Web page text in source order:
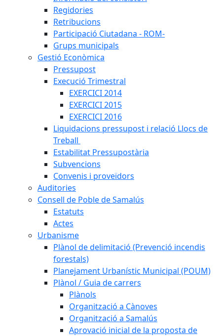
Regidories
Retribucions
Participació Ciutadana - ROM-
Grups municipals
Gestió Econòmica
Pressupost
Execució Trimestral
EXERCICI 2014
EXERCICI 2015
EXERCICI 2016
Liquidacions pressupost i relació Llocs de
Treball
Estabilitat Pressupostària
Subvencions
Convenis i proveïdors
Auditories
Consell de Poble de Samalús
Estatuts
Actes
Urbanisme
Plànol de delimitació (Prevenció incendis
forestals)
Planejament Urbanístic Municipal (POUM)
Plànol / Guia de carrers
Plànols
Organització a Cànoves
Organització a Samalús
Aprovació inicial de la proposta de